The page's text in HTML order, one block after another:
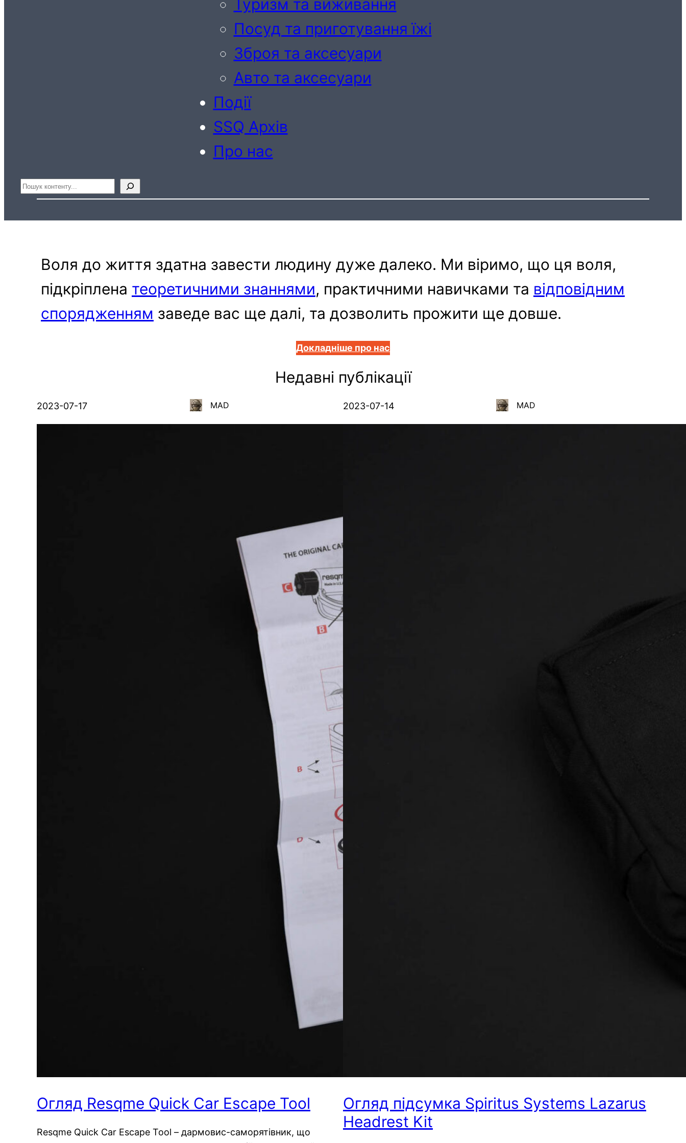
Туризм та виживання
Посуд та приготування їжі
Зброя та аксесуари
Авто та аксесуари
Події
SSQ Архів
Про нас
Пошук
Воля до життя здатна завести людину дуже далеко. Ми віримо, що ця воля,
підкріплена теоретичними знаннями, практичними навичками та відповідним
спорядженням заведе вас ще далі, та дозволить прожити ще довше.
Докладніше про нас
Недавні публікації
2023-07-17 MAD
Огляд Resqme Quick Car Escape Tool
Resqme Quick Car Escape Tool – дармовис-саморятівник, що
2023-07-14 MAD
Огляд підсумка Spiritus Systems Lazarus
Headrest Kit